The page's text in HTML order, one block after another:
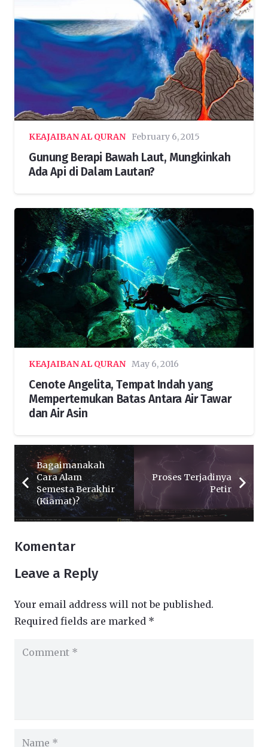
KEAJAIBAN AL QURAN February 6, 2015
Gunung Berapi Bawah Laut, Mungkinkah
Ada Api di Dalam Lautan?
KEAJAIBAN AL QURAN May 6, 2016
Cenote Angelita, Tempat Indah yang
Mempertemukan Batas Antara Air Tawar
dan Air Asin
Bagaimanakah
Cara Alam
Semesta Berakhir
(Kiamat)?
Proses Terjadinya
Petir
Komentar
Leave a Reply
Your email address will not be published.
Required fields are marked *